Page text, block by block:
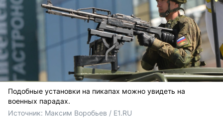
Подобные установки на пикапах можно увидеть на
военных парадах.
Источник: Максим Воробьев / E1.RU